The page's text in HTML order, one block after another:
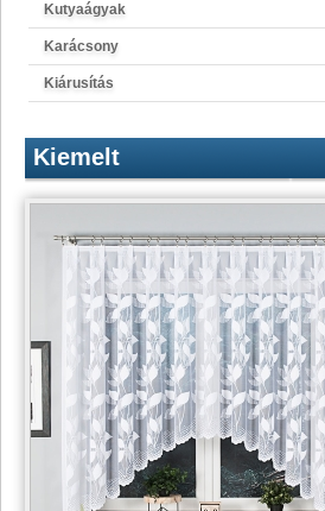
Kutyaágyak
Karácsony
Kiárusítás
Kiemelt